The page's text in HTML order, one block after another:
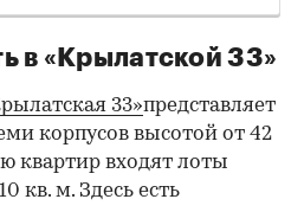
в «Крылатской 33»
33»представляет
корпусов высотой от 42
квартир входят лоты
кв. м. Здесь есть